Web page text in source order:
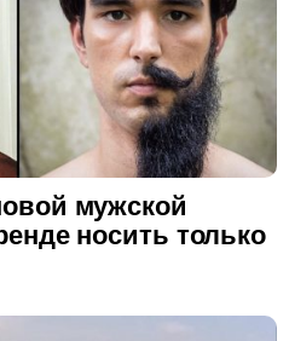
мужской
носить только